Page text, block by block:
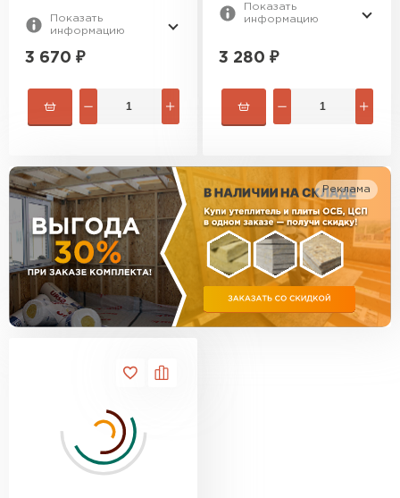
Показать
информацию
3 670 ₽
Показать
информацию
3 280 ₽
Реклама
Утеплитель Тизол
Утеплитель Изотек
Утеплитель Ruspanel
ПЕРЕЙТИ
Утеплитель Hotrock
Утеплитель Hotrock
Утеплитель Изомин
Утеплитель Теплекс
Утеплитель Эковер
Утеплитель Тизол